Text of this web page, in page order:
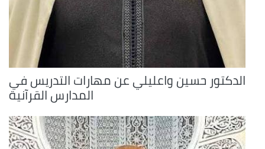
الدكتور حسين واعليلي عن مهارات التدريس في
المدارس القرآنية